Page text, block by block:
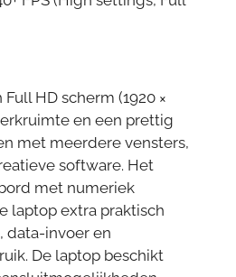
HD scherm (1920 ×
en een prettig
met meerdere vensters,
software. Het
met numeriek
laptop extra praktisch
data-invoer en
De laptop beschikt